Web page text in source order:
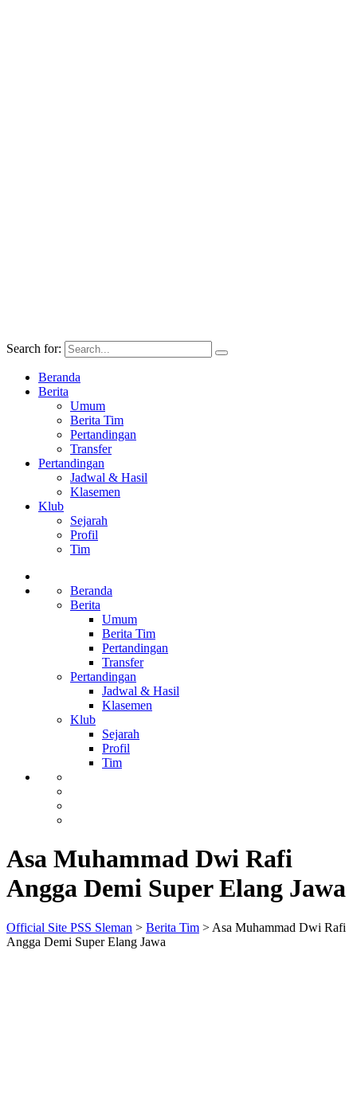
Search for:
Beranda
Berita
Umum
Berita Tim
Pertandingan
Transfer
Pertandingan
Jadwal & Hasil
Klasemen
Klub
Sejarah
Profil
Tim
Beranda
Berita
Umum
Berita Tim
Pertandingan
Transfer
Pertandingan
Jadwal & Hasil
Klasemen
Klub
Sejarah
Profil
Tim
Asa Muhammad Dwi Rafi
Angga Demi Super Elang Jawa
Official Site PSS Sleman > Berita Tim > Asa Muhammad Dwi Rafi
Angga Demi Super Elang Jawa